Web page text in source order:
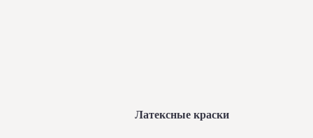
Латексные краски